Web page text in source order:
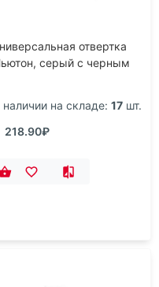
отвертка
серый с черным
наличии на складе: 17 шт.
218.90₽